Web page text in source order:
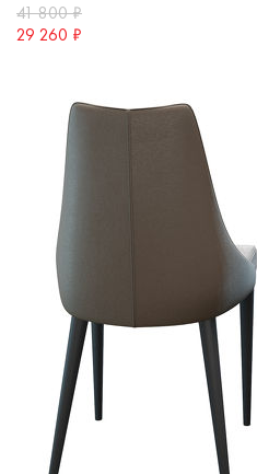
41 800₽
29 260 ₽